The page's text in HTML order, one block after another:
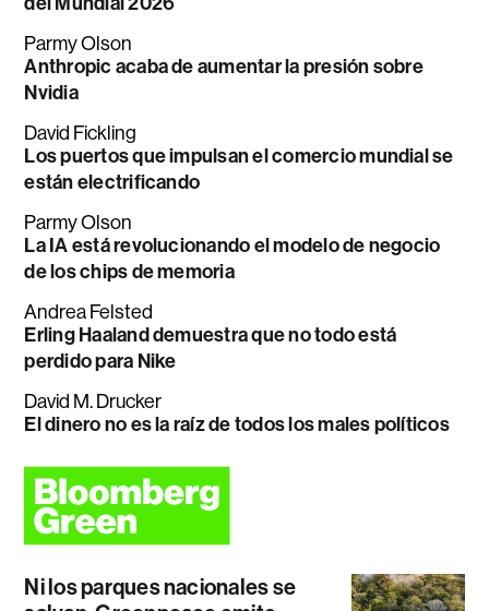
Parmy Olson
Anthropic acaba de aumentar la presión sobre
Nvidia
David Fickling
Los puertos que impulsan el comercio mundial se
están electrificando
Parmy Olson
La IA está revolucionando el modelo de negocio
de los chips de memoria
Andrea Felsted
Erling Haaland demuestra que no todo está
perdido para Nike
David M. Drucker
El dinero no es la raíz de todos los males políticos
Ni los parques nacionales se